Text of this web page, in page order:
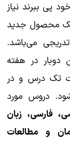
پی ببرند نیاز
محصول جدید
می‌باشد.
دوبار در هفته
تک درس و در
می شود. دروس مورد
فارسی، زبان
و مطالعات